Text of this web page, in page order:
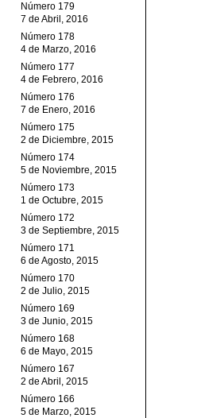
Número 179
7 de Abril, 2016
Número 178
4 de Marzo, 2016
Número 177
4 de Febrero, 2016
Número 176
7 de Enero, 2016
Número 175
2 de Diciembre, 2015
Número 174
5 de Noviembre, 2015
Número 173
1 de Octubre, 2015
Número 172
3 de Septiembre, 2015
Número 171
6 de Agosto, 2015
Número 170
2 de Julio, 2015
Número 169
3 de Junio, 2015
Número 168
6 de Mayo, 2015
Número 167
2 de Abril, 2015
Número 166
5 de Marzo, 2015